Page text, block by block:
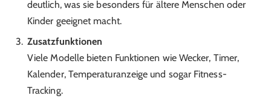
deutlich, was sie besonders für ältere Menschen oder
Kinder geeignet macht.
Zusatzfunktionen
Viele Modelle bieten Funktionen wie Wecker, Timer,
Kalender, Temperaturanzeige und sogar Fitness-
Tracking.